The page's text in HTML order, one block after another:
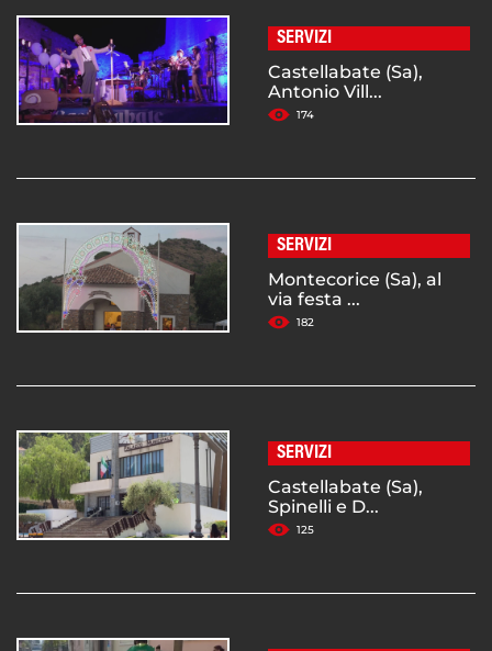
SERVIZI
Castellabate (Sa),
Antonio Vill...
174
SERVIZI
Montecorice (Sa), al
via festa ...
182
SERVIZI
Castellabate (Sa),
Spinelli e D...
125